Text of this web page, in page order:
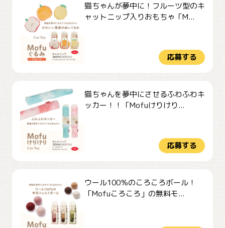
猫ちゃんが夢中に！フルーツ型のキ
ャットニップ入りおもちゃ「M...
応募する
猫ちゃんを夢中にさせるふわふわキ
ッカー！！「Mofuけりけり...
応募する
ウール100％のころころボール！
「Mofuころころ」の無料モ...